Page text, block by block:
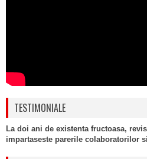
TESTIMONIALE
La doi ani de existenta fructoasa,
impartaseste parerile colaboratorilor